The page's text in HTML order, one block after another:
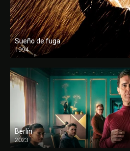
Sueño de fuga
1994
FULL HD
Berlín
2023